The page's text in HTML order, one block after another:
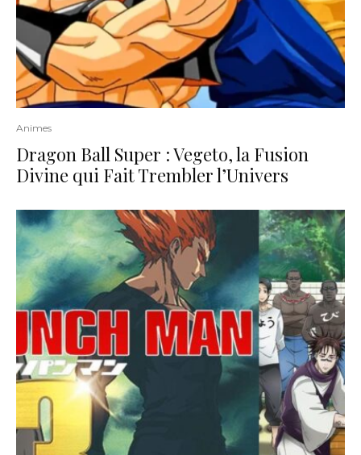
Animes
Dragon Ball Super : Vegeto, la Fusion
Divine qui Fait Trembler l’Univers